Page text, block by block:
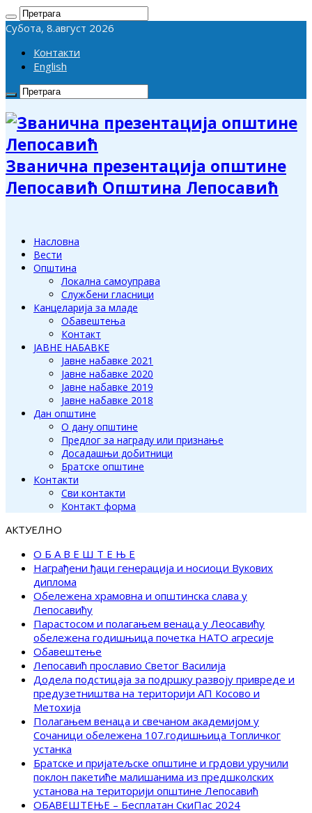
Субота, 8.август 2026
Контакти
English
Званична презентација општине
Лепосавић Општина Лепосавић
Насловна
Вести
Општина
Локална самоуправа
Службени гласници
Канцеларија за младе
Обавештења
Контакт
ЈАВНЕ НАБАВКЕ
Јавне набавке 2021
Јавне набавке 2020
Јавне набавке 2019
Јавне набавке 2018
Дан општине
О дану општине
Предлог за награду или признање
Досадашњи добитници
Братске општине
Контакти
Сви контакти
Контакт форма
АКТУЕЛНО
О Б А В Е Ш Т Е Њ Е
Награђени ђаци генерација и носиоци Вукових
диплома
Обележена храмовна и општинска слава у
Лепосавићу
Парастосом и полагањем венаца у Леосавићу
обележена годишњица почетка НАТО агресије
Обавештење
Лепосавић прославио Светог Василија
Додела подстицаја за подршку развоју привреде и
предузетништва на територији АП Косово и
Метохија
Полагањем венаца и свечаном академијом у
Сочаници обележена 107.годишњица Топличког
устанка
Братске и пријатељске општине и грдови уручили
поклон пакетиће малишанима из предшколских
установа на територији општине Лепосавић
ОБАВЕШТЕЊЕ – Бесплатан СкиПас 2024